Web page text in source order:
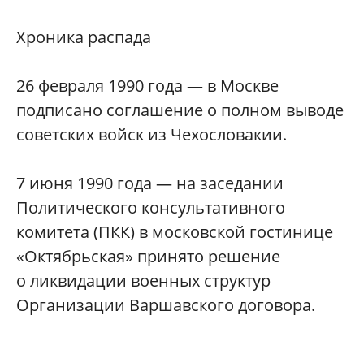
Хроника распада
26 февраля 1990 года — в Москве
подписано соглашение о полном выводе
советских войск из Чехословакии.
7 июня 1990 года — на заседании
Политического консультативного
комитета (ПКК) в московской гостинице
«Октябрьская» принято решение
о ликвидации военных структур
Организации Варшавского договора.